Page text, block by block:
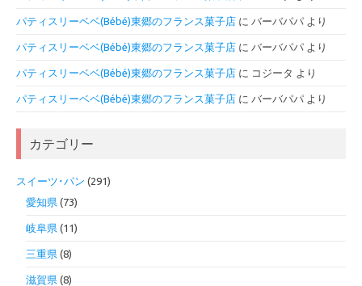
パティスリーベベ(Bébé)東郷のフランス菓子店 に バーバパパ より
パティスリーベベ(Bébé)東郷のフランス菓子店 に バーバパパ より
パティスリーベベ(Bébé)東郷のフランス菓子店 に コジータ より
パティスリーベベ(Bébé)東郷のフランス菓子店 に バーバパパ より
カテゴリー
スイーツ･パン (291)
愛知県 (73)
岐阜県 (11)
三重県 (8)
滋賀県 (8)